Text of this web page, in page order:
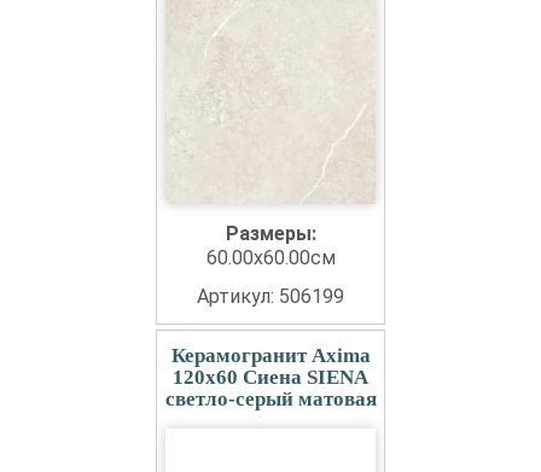
Размеры:
60.00x60.00см
Артикул: 506199
Керамогранит Axima
120x60 Сиена SIENA
светло-серый матовая